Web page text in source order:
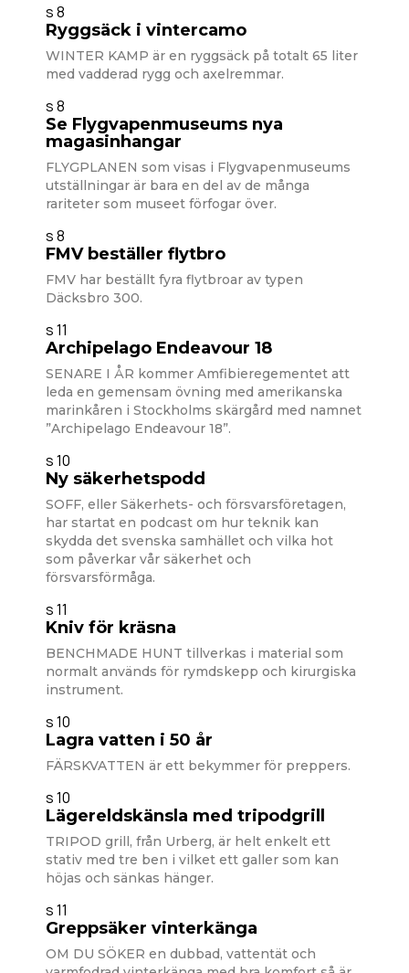
s 8
Ryggsäck i vintercamo
WINTER KAMP är en ryggsäck på totalt 65 liter
med vadderad rygg och axelremmar.
s 8
Se Flygvapenmuseums nya
magasinhangar
FLYGPLANEN som visas i Flygvapenmuseums
utställningar är bara en del av de många
rariteter som museet förfogar över.
s 8
FMV beställer flytbro
FMV har beställt fyra flytbroar av typen
Däcksbro 300.
s 11
Archipelago Endeavour 18
SENARE I ÅR kommer Amfibieregementet att
leda en gemensam övning med amerikanska
marinkåren i Stockholms skärgård med namnet
”Archipelago Endeavour 18”.
s 10
Ny säkerhetspodd
SOFF, eller Säkerhets- och försvarsföretagen,
har startat en podcast om hur teknik kan
skydda det svenska samhället och vilka hot
som påverkar vår säkerhet och
försvarsförmåga.
s 11
Kniv för kräsna
BENCHMADE HUNT tillverkas i material som
normalt används för rymdskepp och kirurgiska
instrument.
s 10
Lagra vatten i 50 år
FÄRSKVATTEN är ett bekymmer för preppers.
s 10
Lägereldskänsla med tripodgrill
TRIPOD grill, från Urberg, är helt enkelt ett
stativ med tre ben i vilket ett galler som kan
höjas och sänkas hänger.
s 11
Greppsäker vinterkänga
OM DU SÖKER en dubbad, vattentät och